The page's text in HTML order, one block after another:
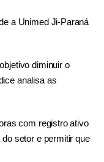
a Unimed Ji-Paraná
diminuir o
analisa as
com registro ativo
setor e permitir que